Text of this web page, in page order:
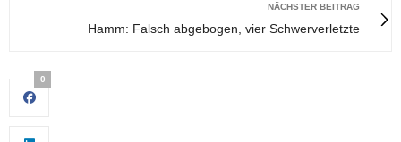
NÄCHSTER BEITRAG
Hamm: Falsch abgebogen, vier Schwerverletzte
0